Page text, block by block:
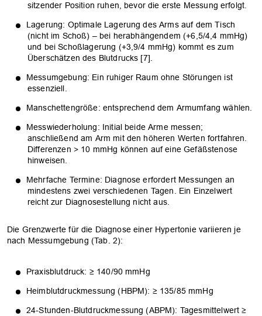
sitzender Position ruhen, bevor die erste Messung erfolgt.
Lagerung: Optimale Lagerung des Arms auf dem Tisch
(nicht im Schoß) – bei herabhängendem (+6,5/4,4 mmHg)
und bei Schoßlagerung (+3,9/4 mmHg) kommt es zum
Überschätzen des Blutdrucks [7].
Messumgebung: Ein ruhiger Raum ohne Störungen ist
essenziell.
Manschettengröße: entsprechend dem Armumfang wählen.
Messwiederholung: Initial beide Arme messen;
anschließend am Arm mit den höheren Werten fortfahren.
Differenzen > 10 mmHg können auf eine Gefäßstenose
hinweisen.
Mehrfache Termine: Diagnose erfordert Messungen an
mindestens zwei verschiedenen Tagen. Ein Einzelwert
reicht zur Diagnosestellung nicht aus.
Die Grenzwerte für die Diagnose einer Hypertonie variieren je
nach Messumgebung (Tab. 2):
Praxisblutdruck: ≥ 140/90 mmHg
Heimblutdruckmessung (HBPM): ≥ 135/85 mmHg
24-Stunden-Blutdruckmessung (ABPM): Tagesmittelwert ≥